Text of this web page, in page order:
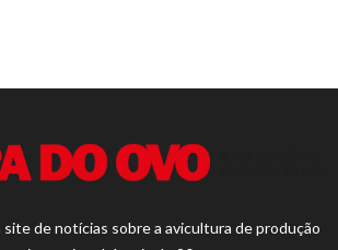
site de notícias sobre a avicultura de produção